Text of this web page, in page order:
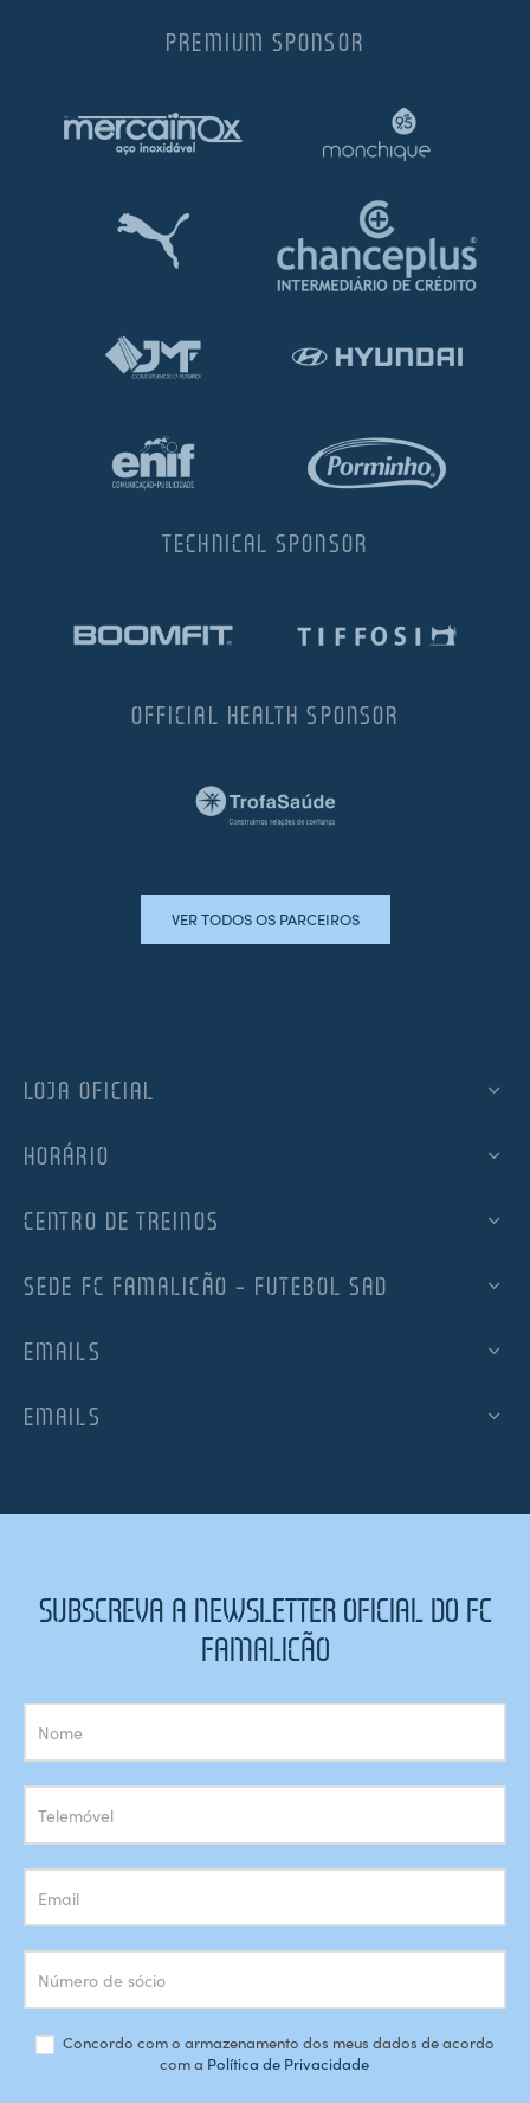
PREMIUM SPONSOR
TECHNICAL SPONSOR
OFFICIAL HEALTH SPONSOR
VER TODOS OS PARCEIROS
LOJA OFICIAL
HORÁRIO
CENTRO DE TREINOS
SEDE FC FAMALICÃO – FUTEBOL SAD
EMAILS
EMAILS
SUBSCREVA A NEWSLETTER OFICIAL DO FC
FAMALICÃO
Subscrição
Newsletter
Concordo com o armazenamento dos meus dados de acordo
com a Política de Privacidade